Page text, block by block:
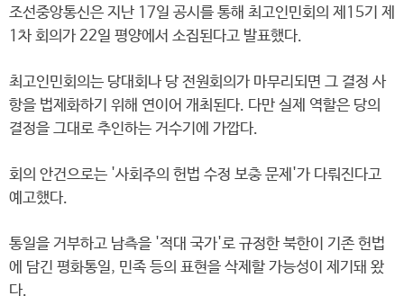
조선중앙통신은 지난 17일 공시를 통해 최고인민회의 제15기 제
1차 회의가 22일 평양에서 소집된다고 발표했다.
최고인민회의는 당대회나 당 전원회의가 마무리되면 그 결정 사
항을 법제화하기 위해 연이어 개최된다. 다만 실제 역할은 당의
결정을 그대로 추인하는 거수기에 가깝다.
회의 안건으로는 '사회주의 헌법 수정 보충 문제'가 다뤄진다고
예고했다.
통일을 거부하고 남측을 '적대 국가'로 규정한 북한이 기존 헌법
에 담긴 평화통일, 민족 등의 표현을 삭제할 가능성이 제기돼 왔
다.